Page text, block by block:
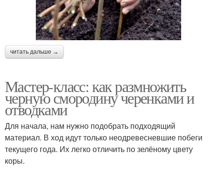
читать дальше →
Мастер-класс: как размножить
черную смородину черенками и
отводками
Для начала, нам нужно подобрать подходящий
материал. В ход идут только неодревесневшие побеги
текущего года. Их легко отличить по зелёному цвету
коры.